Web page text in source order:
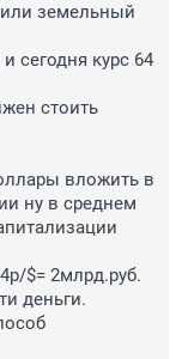
земельный
сегодня курс 64
стоить
вложить в
ну в среднем
$= 2млрд.руб.
деньги.